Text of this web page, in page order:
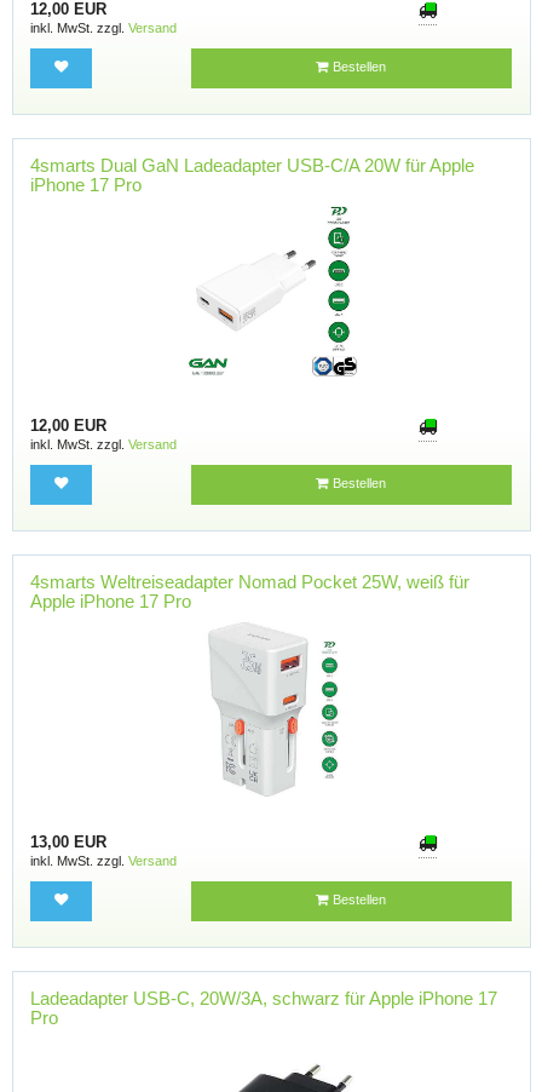
12,00 EUR
inkl. MwSt. zzgl. Versand
Bestellen
4smarts Dual GaN Ladeadapter USB-C/A 20W für Apple
iPhone 17 Pro
12,00 EUR
inkl. MwSt. zzgl. Versand
Bestellen
4smarts Weltreiseadapter Nomad Pocket 25W, weiß für
Apple iPhone 17 Pro
13,00 EUR
inkl. MwSt. zzgl. Versand
Bestellen
Ladeadapter USB-C, 20W/3A, schwarz für Apple iPhone 17
Pro